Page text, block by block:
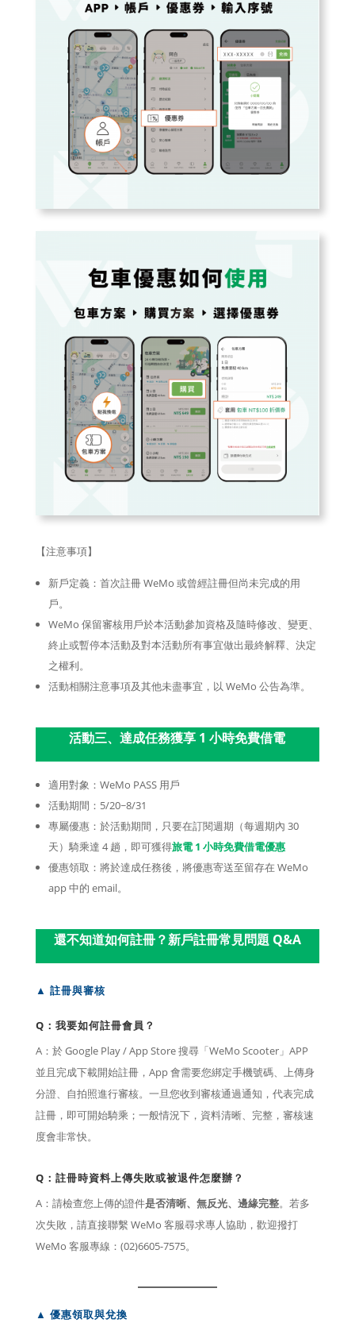
【注意事項】
新戶定義：首次註冊 WeMo 或曾經註冊但尚未完成的用
戶。
WeMo 保留審核用戶於本活動參加資格及隨時修改、變更、
終止或暫停本活動及對本活動所有事宜做出最終解釋、決定
之權利。
活動相關注意事項及其他未盡事宜，以 WeMo 公告為準。
活動三、達成任務獲享 1 小時免費借電
適用對象：WeMo PASS 用戶
活動期間：5/20~8/31
專屬優惠：於活動期間，只要在訂閱週期（每週期內 30
天）騎乘達 4 趟，即可獲得旅電 1 小時免費借電優惠
優惠領取：將於達成任務後，將優惠寄送至留存在 WeMo
app 中的 email。
還不知道如何註冊？新戶註冊常見問題 Q&A
▲ 註冊與審核
Q： 我要如何註冊會員？
A：於 Google Play / App Store 搜尋「WeMo Scooter」APP
並且完成下載開始註冊，App 會需要您綁定手機號碼、上傳身
分證、自拍照進行審核。一旦您收到審核通過通知，代表完成
註冊，即可開始騎乘；一般情況下，資料清晰、完整，審核速
度會非常快。
Q： 註冊時資料上傳失敗或被退件怎麼辦？
A：請檢查您上傳的證件是否清晰、無反光、邊緣完整。若多
次失敗，請直接聯繫 WeMo 客服尋求專人協助，歡迎撥打
WeMo 客服專線：(02)6605-7575。
▲ 優惠領取與兌換